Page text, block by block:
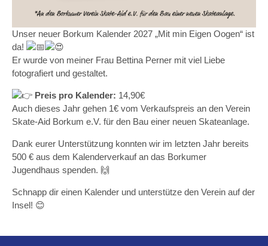
Unser neuer Borkum Kalender 2027 „Mit min Eigen Oogen“ ist
da!
Er wurde von meiner Frau Bettina Perner mit viel Liebe
fotografiert und gestaltet.
Preis pro Kalender: 14,90€
Auch dieses Jahr gehen 1€ vom Verkaufspreis an den Verein
Skate-Aid Borkum e.V. für den Bau einer neuen Skateanlage.
Dank eurer Unterstützung konnten wir im letzten Jahr bereits
500 € aus dem Kalenderverkauf an das Borkumer
Jugendhaus spenden. 🙌
Schnapp dir einen Kalender und unterstütze den Verein auf der
Insel! 😊